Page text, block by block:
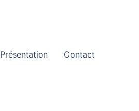
Présentation Contact